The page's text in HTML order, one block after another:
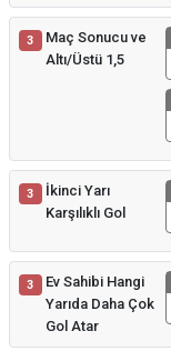
3
Maç Sonucu ve
Altı/Üstü 1,5
3
İkinci Yarı
Karşılıklı Gol
3
Ev Sahibi Hangi
Yarıda Daha Çok
Gol Atar